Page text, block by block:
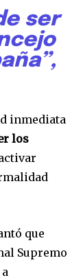
ser
inmediata
los
que
Supremo